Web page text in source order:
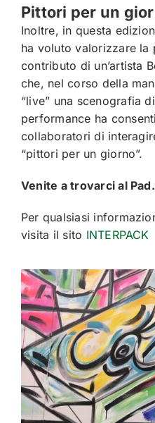
Pittori per un
Inoltre, in questa
ha voluto valorizzare la
contributo di un’artista
che, nel corso della
“live” una scenografia
performance ha
collaboratori di
“pittori per un giorno”.
Venite a trovarci al
Per qualsiasi
visita il sito INTERPACK